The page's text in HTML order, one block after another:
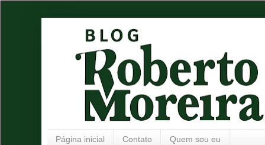
Página inicial Contato Quem sou eu